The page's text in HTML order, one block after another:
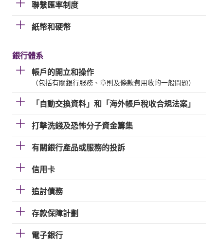
聯繫匯率制度
紙幣和硬幣
銀行體系
帳戶的開立和操作
（包括有關銀行服務、章則及條款費用收的一般問題）
「自動交換資料」和「海外帳戶稅收合規法案」
打擊洗錢及恐怖分子資金籌集
有關銀行產品或服務的投訴
信用卡
追討債務
存款保障計劃
電子銀行